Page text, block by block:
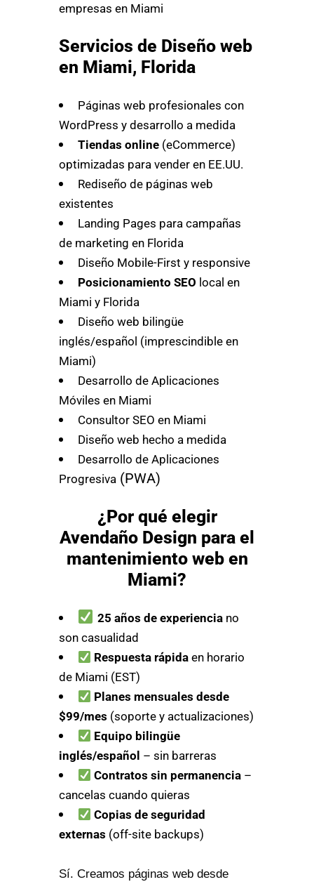
empresas en Miami
Servicios de Diseño web
en Miami, Florida
Páginas web profesionales con
WordPress y desarrollo a medida
Tiendas online (eCommerce)
optimizadas para vender en EE.UU.
Rediseño de páginas web
existentes
Landing Pages para campañas
de marketing en Florida
Diseño Mobile-First y responsive
Posicionamiento SEO local en
Miami y Florida
Diseño web bilingüe
inglés/español (imprescindible en
Miami)
Desarrollo de Aplicaciones
Móviles en Miami
Consultor SEO en Miami
Diseño web hecho a medida
Desarrollo de Aplicaciones
Progresiva (PWA)
¿Por qué elegir
Avendaño Design para el
mantenimiento web en
Miami?
25 años de experienciano
son casualidad
Respuesta rápida en horario
de Miami (EST)
Planes mensuales desde
$99/mes (soporte y actualizaciones)
Equipo bilingüe
inglés/español – sin barreras
Contratos sin permanencia –
cancelas cuando quieras
Copias de seguridad
externas (off-site backups)
Sí. Creamos páginas web desde